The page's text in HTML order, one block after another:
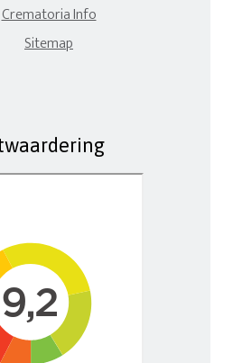
Crematoria Info
Sitemap